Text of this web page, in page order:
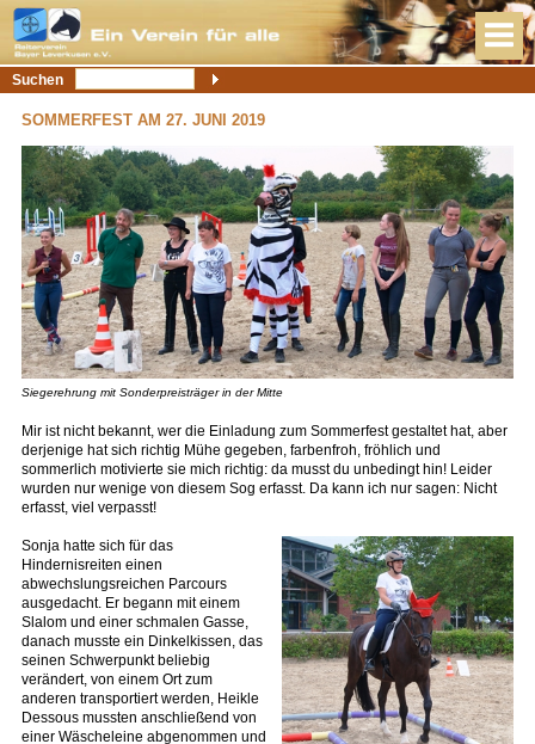
Suchen
SOMMERFEST AM 27. JUNI 2019
Siegerehrung mit Sonderpreisträger in der Mitte
Mir ist nicht bekannt, wer die Einladung zum Sommerfest gestaltet hat, aber
derjenige hat sich richtig Mühe gegeben, farbenfroh, fröhlich und
sommerlich motivierte sie mich richtig: da musst du unbedingt hin! Leider
wurden nur wenige von diesem Sog erfasst. Da kann ich nur sagen: Nicht
erfasst, viel verpasst!
Sonja hatte sich für das
Hindernisreiten einen
abwechslungsreichen Parcours
ausgedacht. Er begann mit einem
Slalom und einer schmalen Gasse,
danach musste ein Dinkelkissen, das
seinen Schwerpunkt beliebig
verändert, von einem Ort zum
anderen transportiert werden, Heikle
Dessous mussten anschließend von
einer Wäscheleine abgenommen und